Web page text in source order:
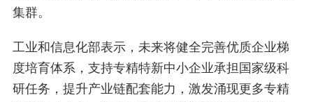
集群。
工业和信息化部表示，未来将健全完善优质企业梯
度培育体系，支持专精特新中小企业承担国家级科
研任务，提升产业链配套能力，激发涌现更多专精